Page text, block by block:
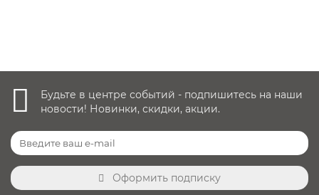
Будьте в центре событий - подпишитесь на наши
новости! Новинки, скидки, акции.
Оформить подписку